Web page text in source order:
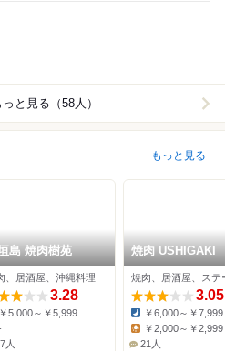
と見る（58人）
もっと見る
島 焼肉樹苑
、居酒屋、沖縄料理
3.28
￥5,000～￥5,999
人
焼肉 USHIGAKI
焼肉、居酒屋、ステ
3.05
Dinner:
￥6,000～￥7,999
Lunch:
￥2,000～￥2,999
21人